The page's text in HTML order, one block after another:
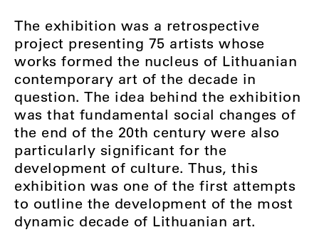
The exhibition was a retrospective
project presenting 75 artists whose
works formed the nucleus of Lithuanian
contemporary art of the decade in
question. The idea behind the exhibition
was that fundamental social changes of
the end of the 20th century were also
particularly significant for the
development of culture. Thus, this
exhibition was one of the first attempts
to outline the development of the most
dynamic decade of Lithuanian art.